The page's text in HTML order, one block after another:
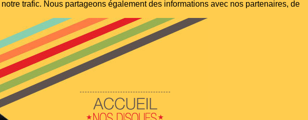
trafic. Nous partageons également des informations avec nos partenaires, de